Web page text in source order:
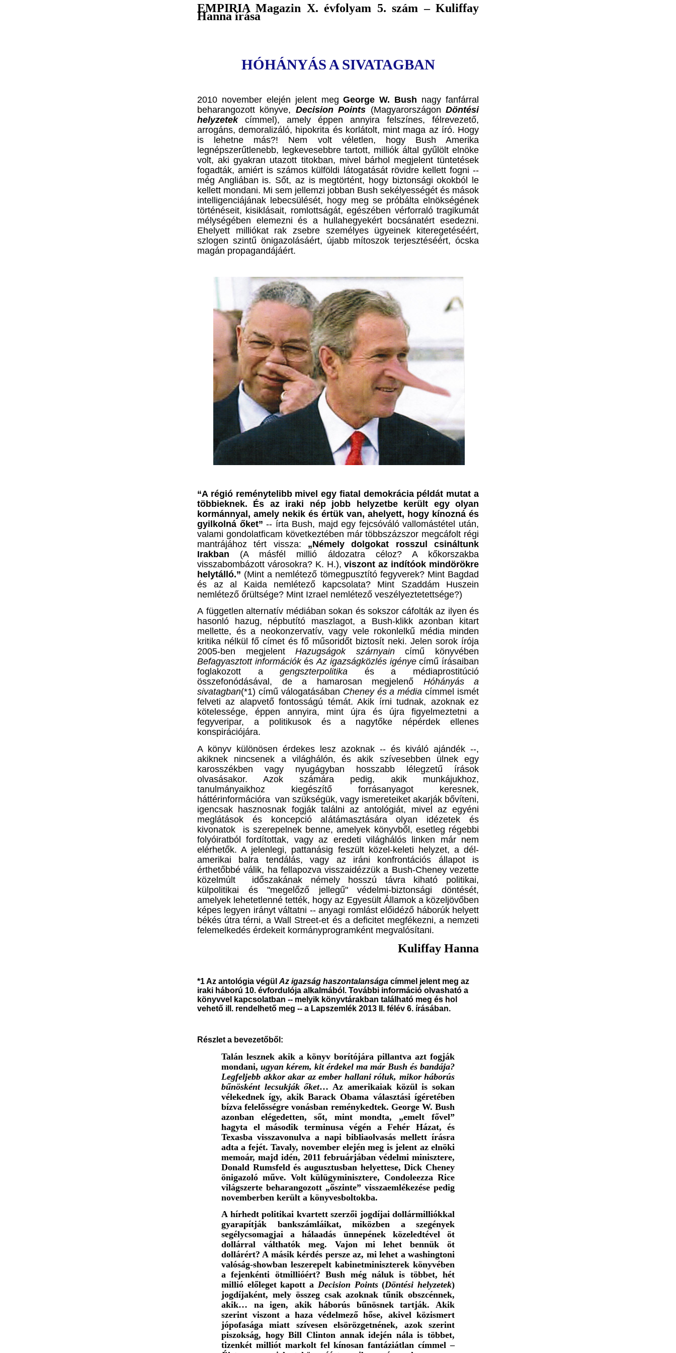
EMPIRIA Magazin X. évfolyam 5. szám – Kuliffay
Hanna írása
HÓHÁNYÁS A SIVATAGBAN
2010 november elején jelent megGeorge W. Bush nagy fanfárral
beharangozott könyve, Decision Points (MagyarországonDöntési
helyzetekcímmel), amely éppen annyira felszínes, félrevezető,
arrogáns, demoralizáló, hipokrita és korlátolt, mint maga az író. Hogy
is lehetne más?! Nem volt véletlen, hogy Bush Amerika
legnépszerűtlenebb, legkevesebbre tartott, milliók által gyűlölt elnöke
volt, aki gyakran utazott titokban, mivel bárhol megjelent tüntetések
fogadták, amiért is számos külföldi látogatását rövidre kellett fogni --
még Angliában is. Sőt, az is megtörtént, hogy biztonsági okokból le
kellett mondani. Mi sem jellemzi jobban Bush sekélyességét és mások
intelligenciájának lebecsülését, hogy meg se próbálta elnökségének
történéseit, kisiklásait, romlottságát, egészében vérforraló tragikumát
mélységében elemezni és a hullahegyekért bocsánatért esedezni.
Ehelyett milliókat rak zsebre személyes ügyeinek kiteregetéséért,
szlogen szintű önigazolásáért, újabb mítoszok terjesztéséért, ócska
magán propagandájáért.
“A régió reménytelibb mivel egy fiatal demokrácia példát mutat a
többieknek. És az iraki nép jobb helyzetbe került egy olyan
kormánnyal, amely nekik és értük van, ahelyett, hogy kínozná és
gyilkolná őket” -- írta Bush, majd egy fejcsóváló vallomástétel után,
valami gondolatficam következtében már többszázszor megcáfolt régi
mantrájához tért vissza: „Némely dolgokat rosszul csináltunk
Irakban (A másfél millió áldozatra céloz? A kőkorszakba
visszabombázott városokra? K. H.),viszont az indítóok mindörökre
helytálló.” (Mint a nemlétező tömegpusztító fegyverek? Mint Bagdad
és az al Kaida nemlétező kapcsolata? Mint Szaddám Huszein
nemlétező őrültsége? Mint Izrael nemlétező veszélyeztetettsége?)
A független alternatív médiában sokan és sokszor cáfolták az ilyen és
hasonló hazug, népbutító maszlagot, a Bush-klikk azonban kitart
mellette, és a neokonzervatív, vagy vele rokonlelkű média minden
kritika nélkül fő címet és fő műsoridőt biztosít neki. Jelen sorok írója
2005-ben megjelentHazugságok szárnyaincímű könyvében
Befagyasztott információk ésAz igazságközlés igénye című írásaiban
foglakozott agengszterpolitika és a médiaprostitúció
összefonódásával, de a hamarosan megjelenő Hóhányása
sivatagban(*1) című válogatásában Cheney és a média címmel ismét
felveti az alapvető fontosságú témát. Akik írni tudnak, azoknak ez
kötelessége, éppen annyira, mint újra és újra figyelmeztetni a
fegyveripar, a politikusok és a nagytőke népérdek ellenes
konspirációjára.
A könyv különösen érdekes lesz azoknak -- és kiváló ajándék --,
akiknek nincsenek a világhálón, és akik szívesebben ülnek egy
karosszékben vagy nyugágyban hosszabb lélegzetű írások
olvasásakor. Azok számára pedig, akik munkájukhoz,
tanulmányaikhoz kiegészítő forrásanyagot keresnek,
háttérinformációra van szükségük, vagy ismereteiket akarják bővíteni,
igencsak hasznosnak fogják találni az antológiát, mivel az egyéni
meglátások és koncepció alátámasztására olyan idézetek és
kivonatok is szerepelnek benne, amelyek könyvből, esetleg régebbi
folyóiratból fordítottak, vagy az eredeti világhálós linken már nem
elérhetők. A jelenlegi, pattanásig feszült közel-keleti helyzet, a dél-
amerikai balra tendálás, vagy az iráni konfrontációs állapot is
érthetőbbé válik, ha fellapozva visszaidézzük a Bush-Cheney vezette
közelmúlt időszakának némely hosszú távra kiható politikai,
külpolitikai és "megelőző jellegű" védelmi-biztonsági döntését,
amelyek lehetetlenné tették, hogy az Egyesült Államok a közeljövőben
képes legyen irányt váltatni -- anyagi romlást előidéző háborúk helyett
békés útra térni, a Wall Street-et és a deficitet megfékezni, a nemzeti
felemelkedés érdekeit kormányprogramként megvalósítani.
Kuliffay Hanna
*1 Az antológia végül Az igazság haszontalansága címmel jelent meg az
iraki háború 10. évfordulója alkalmából. További információ olvasható a
könyvvel kapcsolatban -- melyik könyvtárakban található meg és hol
vehető ill. rendelhető meg -- a Lapszemlék 2013 II. félév 6. írásában.
Részlet a bevezetőből:
Talán lesznek akik a könyv borítójára pillantva azt fogják
mondani, ugyan kérem, kit érdekel ma már Bush és bandája?
Legfeljebb akkor akar az ember hallani róluk, mikor háborús
bűnösként lecsukják őket… Az amerikaiak közül is sokan
vélekednek így, akik Barack Obama választási ígéretében
bízva felelősségre vonásban reménykedtek. George W. Bush
azonban elégedetten, sőt, mint mondta, „emelt fővel”
hagyta el második terminusa végén a Fehér Házat, és
Texasba visszavonulva a napi bibliaolvasás mellett írásra
adta a fejét. Tavaly, november elején meg is jelent az elnöki
memoár, majd idén, 2011 februárjában védelmi minisztere,
Donald Rumsfeld és augusztusban helyettese, Dick Cheney
önigazoló műve. Volt külügyminisztere, Condoleezza Rice
világszerte beharangozott „őszinte” visszaemlékezése pedig
novemberben került a könyvesboltokba.
A hírhedt politikai kvartett szerzői jogdíjai dollármilliókkal
gyarapítják bankszámláikat, miközben a szegények
segélycsomagjai a hálaadás ünnepének közeledtével öt
dollárral válthatók meg. Vajon mi lehet bennük öt
dollárért? A másik kérdés persze az, mi lehet a washingtoni
valóság-showban leszerepelt kabinetminiszterek könyvében
a fejenkénti ötmillióért? Bush még náluk is többet, hét
millió előleget kapott a Decision Points(Döntési helyzetek)
jogdíjaként, mely összeg csak azoknak tűnik obszcénnek,
akik… na igen, akik háborús bűnösnek tartják. Akik
szerint viszont a haza védelmező hőse, akivel közismert
jópofasága miatt szívesen elsörözgetnének, azok szerint
piszokság, hogy Bill Clinton annak idején nála is többet,
tizenkét milliót markolt fel kínosan fantáziátlan címmel –